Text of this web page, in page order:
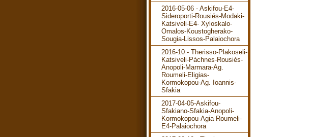
2016-05-06 - Askifou-E4-
Sideroporti-Rousiés-Modaki-
Katsiveli-E4- Xyloskalo-
Omalos-Koustogherako-
Sougia-Lissos-Palaiochora
2016-10 - Therisso-Plakoseli-
Katsiveli-Páchnes-Rousiés-
Anopoli-Marmara-Ag.
Roumeli-Eligias-
Kormokopou-Ag. Ioannis-
Sfakia
2017-04-05-Askifou-
Sfakiano-Sfakia-Anopoli-
Kormokopou-Agia Roumeli-
E4-Palaiochora